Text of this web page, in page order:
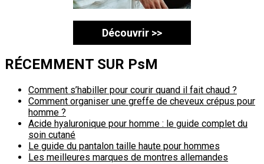
Découvrir >>
RÉCEMMENT SUR PsM
Comment s’habiller pour courir quand il fait chaud ?
Comment organiser une greffe de cheveux crépus pour
homme ?
Acide hyaluronique pour homme : le guide complet du
soin cutané
Le guide du pantalon taille haute pour hommes
Les meilleures marques de montres allemandes